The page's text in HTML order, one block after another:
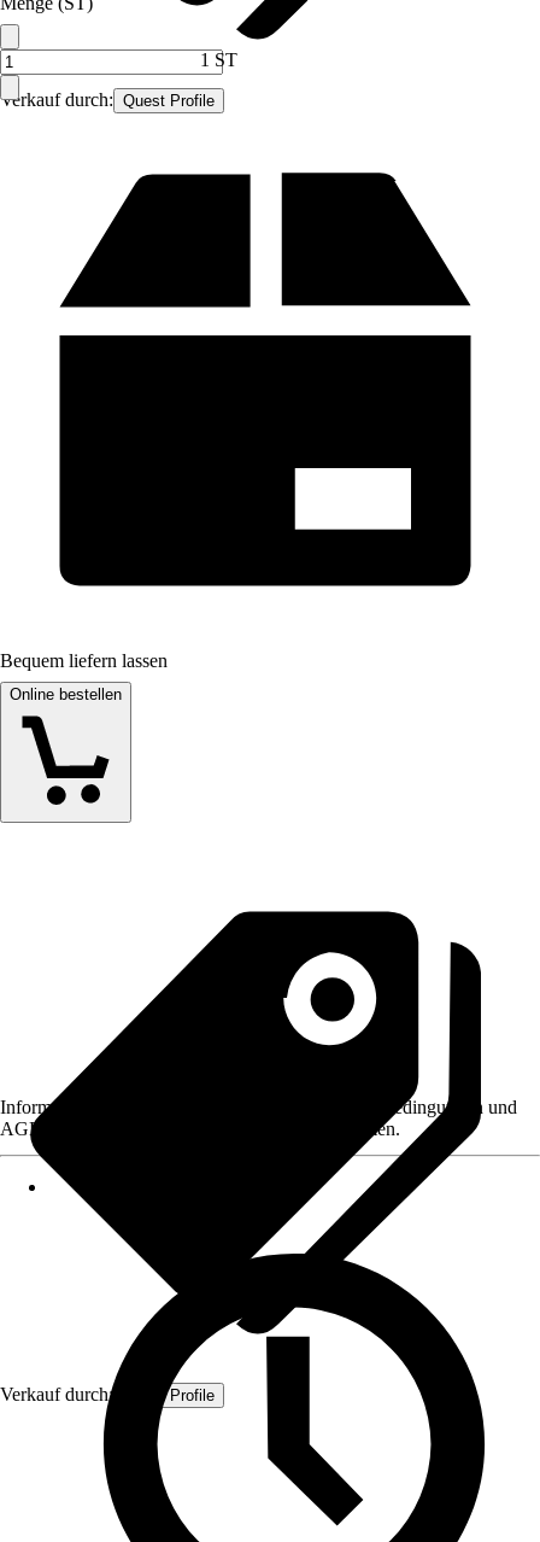
Verkauf durch: Quest Profile
1 ST
Bequem liefern lassen
Online bestellen
Verkauf durch: Quest Profile
Informationen des Verkäufers, wie z. B. Rückgabebedingungen und
AGB, finden Sie bei Klick auf den Verkäufernamen.